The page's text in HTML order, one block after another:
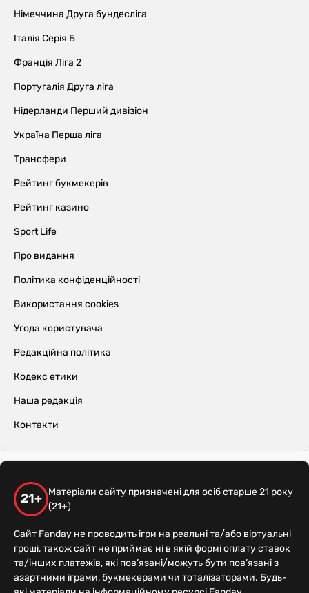
Німеччина Друга бундесліга
Італія Серія Б
Франція Ліга 2
Португалія Друга ліга
Нідерланди Перший дивізіон
Україна Перша ліга
Трансфери
Рейтинг букмекерів
Рейтинг казино
Sport Life
Про видання
Політика конфіденційності
Використання cookies
Угода користувача
Редакційна політика
Кодекс етики
Наша редакція
Контакти
21+
Матеріали сайту призначені для осіб старше 21 року
(21+)
Сайт Fanday не проводить ігри на реальні та/або віртуальні
гроші, також сайт не приймає ні в якій формі оплату ставок
та/інших платежів, які пов’язані/можуть бути пов’язані з
азартними іграми, букмекерами чи тоталізаторами. Будь-